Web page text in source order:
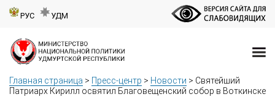
РУС УДМ
Главная страница > Пресс-центр > Новости > Святейший
Патриарх Кирилл освятил Благовещенский собор в Воткинске